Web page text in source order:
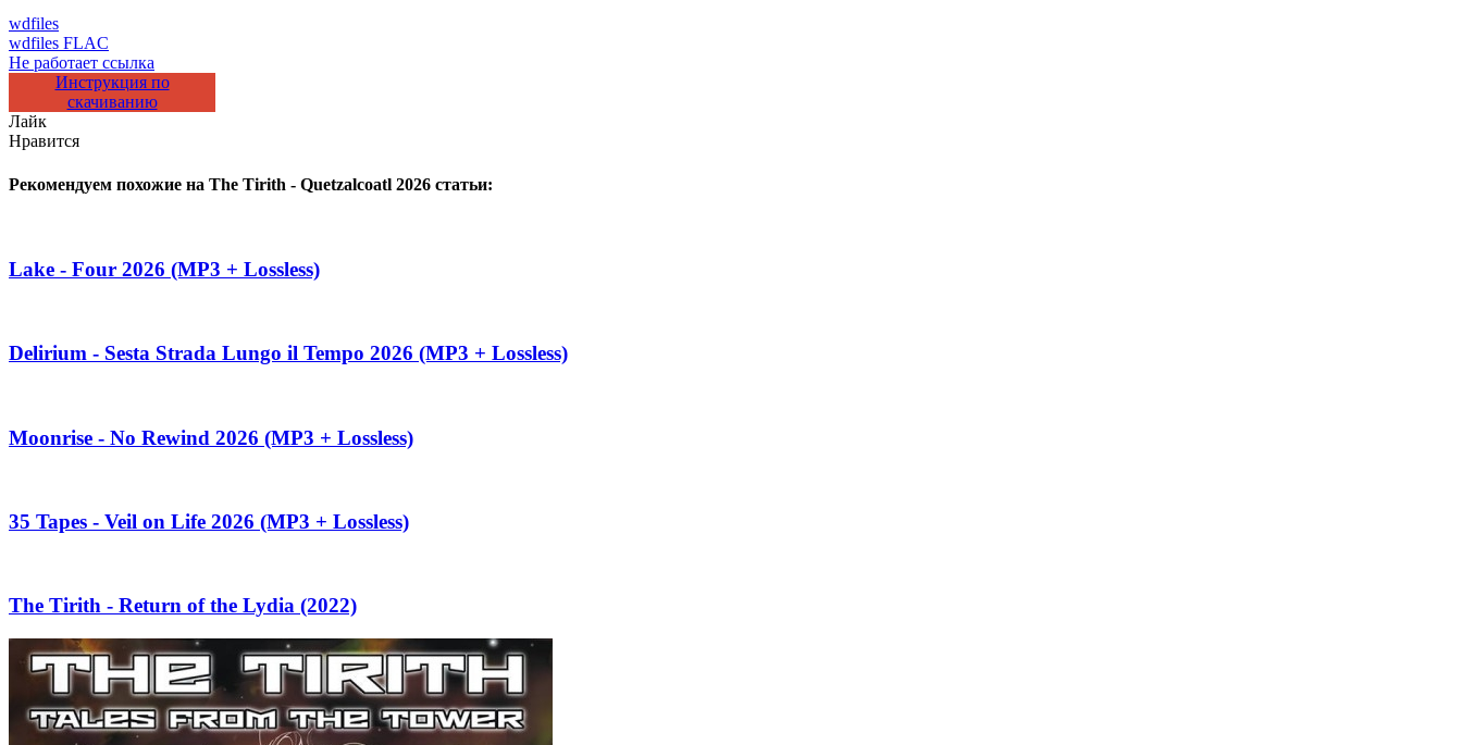
wdfiles
wdfiles FLAC
Не работает ссылка
Инструкция по
скачиванию
Лайк
Нравится
Рекомендуем похожие на The Tirith - Quetzalcoatl 2026 статьи:
Lake - Four 2026 (MP3 + Lossless)
Delirium - Sesta Strada Lungo il Tempo 2026 (MP3 + Lossless)
Moonrise - No Rewind 2026 (MP3 + Lossless)
35 Tapes - Veil on Life 2026 (MP3 + Lossless)
The Tirith - Return of the Lydia (2022)